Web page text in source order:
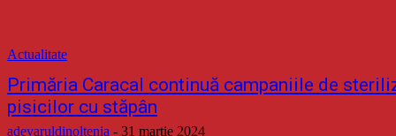
Actualitate
Primăria Caracal continuă campaniile de
pisicilor cu stăpân
adevaruldinoltenia - 31 martie 2024